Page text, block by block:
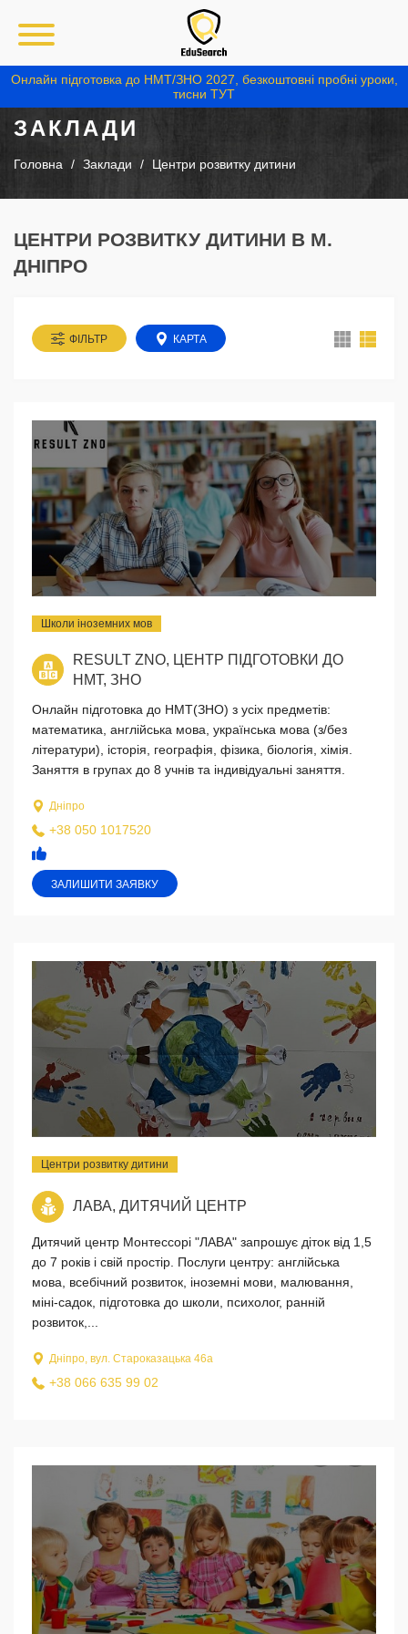
Онлайн підготовка до НМТ/ЗНО 2027, безкоштовні пробні уроки,
тисни ТУТ
ЗАКЛАДИ
Головна Заклади Центри розвитку дитини
ЦЕНТРИ РОЗВИТКУ ДИТИНИ В М.
ДНІПРО
ФІЛЬТР КАРТА
Школи іноземних мов
RESULT ZNO, ЦЕНТР ПІДГОТОВКИ ДО
НМТ, ЗНО
Онлайн підготовка до НМТ(ЗНО) з усіх предметів:
математика, англійська мова, українська мова (з/без
літератури), історія, географія, фізика, біологія, хімія.
Заняття в групах до 8 учнів та індивідуальні заняття.
Дніпро
+38 050 1017520
ЗАЛИШИТИ ЗАЯВКУ
Центри розвитку дитини
ЛАВА, ДИТЯЧИЙ ЦЕНТР
Дитячий центр Монтессорі "ЛАВА" запрошує діток від 1,5
до 7 років і свій простір. Послуги центру: англійська
мова, всебічний розвиток, іноземні мови, малювання,
міні-садок, підготовка до школи, психолог, ранній
розвиток,...
Дніпро, вул. Староказацька 46а
+38 066 635 99 02